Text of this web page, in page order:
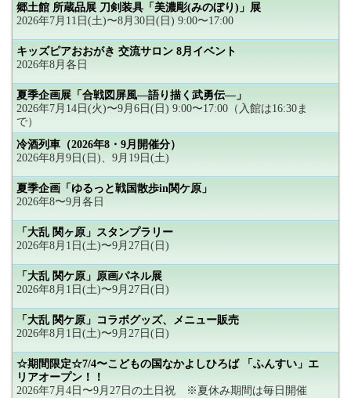
郷土館 所蔵品展 刀剣装具「美濃彫(みのぼり)」展
2026年7月11日(土)〜8月30日(日) 9:00〜17:00
キッズピアおおがき 交流サロン 8月イベント
2026年8月各日
夏季企画展「合戦図屏風―語り描く武勇伝―」
2026年7月14日(火)〜9月6日(日) 9:00〜17:00（入館は16:30ま
で）
冷酒列車（2026年8・9月開催分）
2026年8月9日(日)、9月19日(土)
夏季企画「ゆるっと戦国散歩in関ケ原」
2026年8〜9月各日
「大乱 関ヶ原」スタンプラリー
2026年8月1日(土)〜9月27日(日)
「大乱 関ケ原」原画パネル展
2026年8月1日(土)〜9月27日(日)
「大乱 関ケ原」コラボグッズ、メニュー販売
2026年8月1日(土)〜9月27日(日)
☆期間限定☆7/4〜こどもの国なかよしひろば 「ふんすい」エ
リアオープン！！
2026年7月4日〜9月27日の土日祝 ※夏休み期間は毎日開催